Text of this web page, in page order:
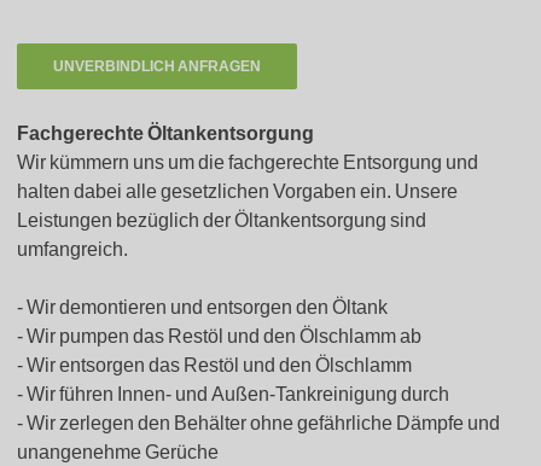
Fachgerechte Öltankentsorgung
Wir kümmern uns um die fachgerechte Entsorgung und
halten dabei alle gesetzlichen Vorgaben ein. Unsere
Leistungen bezüglich der Öltankentsorgung sind
umfangreich.
Wir demontieren und entsorgen den Öltank
Wir pumpen das Restöl und den Ölschlamm ab
Wir entsorgen das Restöl und den Ölschlamm
Wir führen Innen- und Außen-Tankreinigung durch
Wir zerlegen den Behälter ohne gefährliche Dämpfe und
unangenehme Gerüche